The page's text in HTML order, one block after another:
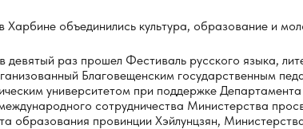
раз прошел Фестиваль русского языка,
Благовещенским государственным
университетом при поддержке
сотрудничества Министерства
образования провинции Хэйлунцзян,